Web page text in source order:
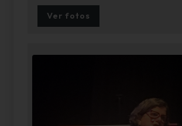
Ver fotos